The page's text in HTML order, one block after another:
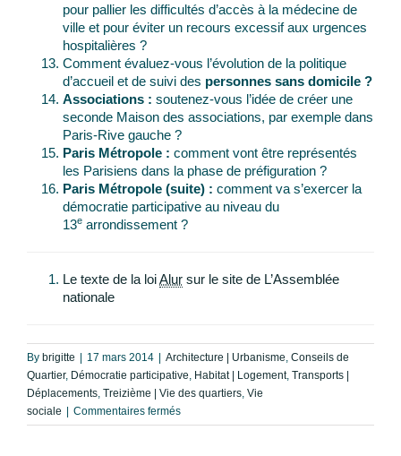
pour pallier les difficultés d’accès à la médecine de
ville et pour éviter un recours excessif aux urgences
hospitalières ?
Comment évaluez-vous l’évolution de la politique
d’accueil et de suivi des personnes sans domicile ?
Associations : soutenez-vous l’idée de créer une
seconde Maison des associations, par exemple dans
Paris-Rive gauche ?
Paris Métropole : comment vont être représentés
les Parisiens dans la phase de préfiguration ?
Paris Métropole (suite) : comment va s’exercer la
démocratie participative au niveau du
13e arrondissement ?
Le texte de la loiAlur sur le site de L’Assemblée
nationale
By brigitte 17 mars 2014 Architecture | Urbanisme, Conseils de
Quartier, Démocratie participative, Habitat | Logement, Transports |
Déplacements, Treizième | Vie des quartiers, Vie
sociale
Commentaires ferméssur
Lettre